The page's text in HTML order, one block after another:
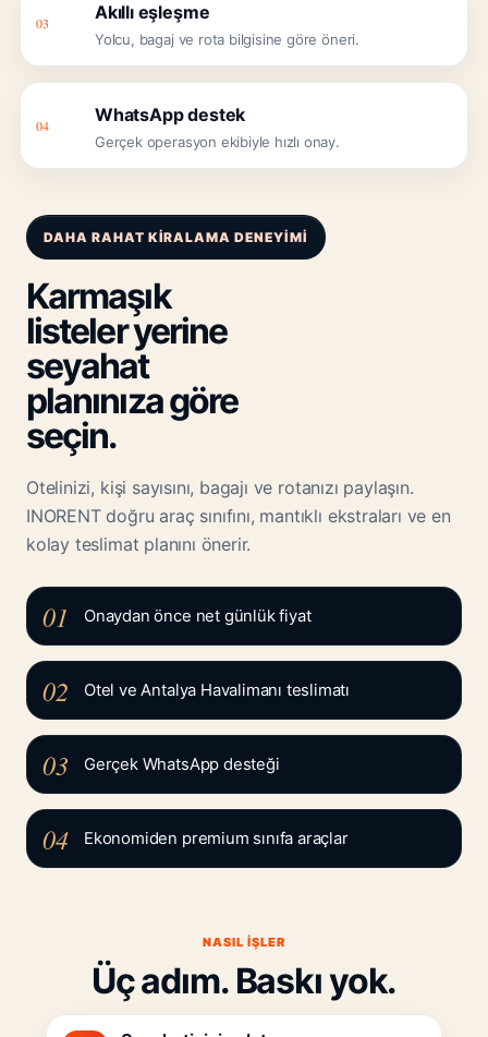
03 Akıllı eşleşme
Yolcu, bagaj ve rota bilgisine göre öneri.
04 WhatsApp destek
Gerçek operasyon ekibiyle hızlı onay.
DAHA RAHAT KIRALAMA DENEYIMI
Karmaşık
listeler yerine
seyahat
planınıza göre
seçin.
Otelinizi, kişi sayısını, bagajı ve rotanızı paylaşın.
INORENT doğru araç sınıfını, mantıklı ekstraları ve en
kolay teslimat planını önerir.
01 Onaydan önce net günlük fiyat
02 Otel ve Antalya Havalimanı teslimatı
03 Gerçek WhatsApp desteği
04 Ekonomiden premium sınıfa araçlar
NASIL IŞLER
Üç adım. Baskı yok.